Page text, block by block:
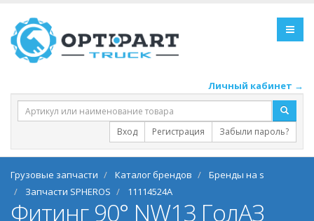
Личный кабинет →
Вход Регистрация Забыли пароль?
Грузовые запчасти Каталог брендов
Бренды на s
Запчасти SPHEROS
11114524A
Фитинг 90° NW13 ГолАЗ